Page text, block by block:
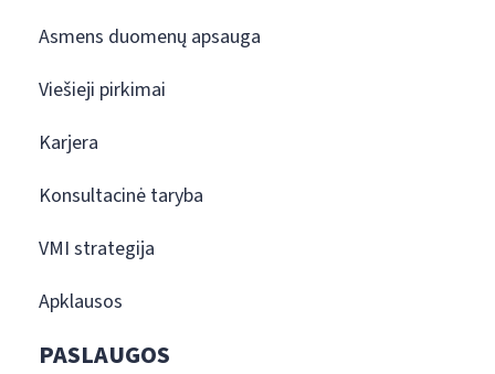
Asmens duomenų apsauga
Viešieji pirkimai
Karjera
Konsultacinė taryba
VMI strategija
Apklausos
PASLAUGOS